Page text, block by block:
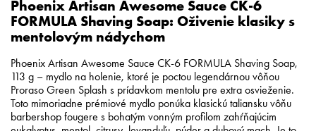
kaderníkov
Phoenix Artisan Awesome Sauce CK-6
FORMULA Shaving Soap: Oživenie klasiky s
mentolovým nádychom
Phoenix Artisan Awesome Sauce CK-6 FORMULA Shaving Soap,
113 g – mydlo na holenie, ktoré je poctou legendárnou vôňou
Proraso Green Splash s prídavkom mentolu pre extra osvieženie.
Toto mimoriadne prémiové mydlo ponúka klasickú taliansku vôňu
barbershop fougere s bohatým vonným profilom zahŕňajúcim